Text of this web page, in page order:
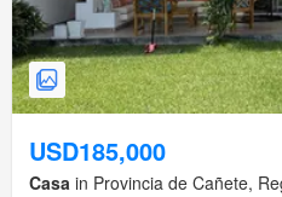
USD185,000
Casa in Provincia de Cañete,